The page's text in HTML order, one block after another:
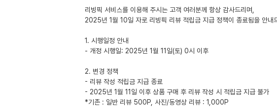
리빙픽 서비스를 이용해 주시는 고객 여러분께 항상 감사드리며,
2025년 1월 10일 자로 리빙픽 리뷰 적립금 지급 정책이 종료됨을 안내
1. 시행일정 안내
- 개정 시행일: 2025년 1월 11일(토) 0시 이후
2. 변경 정책
- 리뷰 작성 적립금 지급 종료
- 2025년 1월 11일 이후 상품 구매 후 리뷰 작성 시 적립금 지급 불가
*기존 : 일반 리뷰 500P, 사진/동영상 리뷰 : 1,000P